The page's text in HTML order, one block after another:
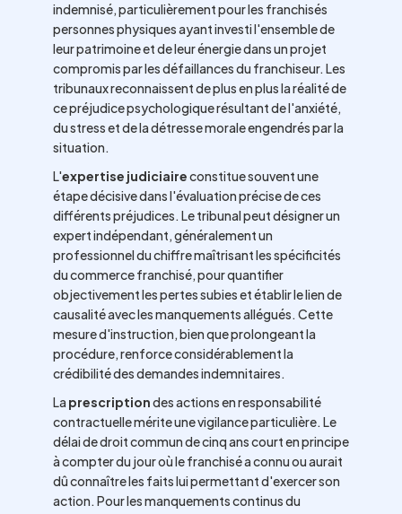
indemnisé, particulièrement pour les franchisés
personnes physiques ayant investi l'ensemble de
leur patrimoine et de leur énergie dans un projet
compromis par les défaillances du franchiseur. Les
tribunaux reconnaissent de plus en plus la réalité de
ce préjudice psychologique résultant de l'anxiété,
du stress et de la détresse morale engendrés par la
situation.
L'expertise judiciaireconstitue souvent une
étape décisive dans l'évaluation précise de ces
différents préjudices. Le tribunal peut désigner un
expert indépendant, généralement un
professionnel du chiffre maîtrisant les spécificités
du commerce franchisé, pour quantifier
objectivement les pertes subies et établir le lien de
causalité avec les manquements allégués. Cette
mesure d'instruction, bien que prolongeant la
procédure, renforce considérablement la
crédibilité des demandes indemnitaires.
La prescriptiondes actions en responsabilité
contractuelle mérite une vigilance particulière. Le
délai de droit commun de cinq ans court en principe
à compter du jour où le franchisé a connu ou aurait
dû connaître les faits lui permettant d'exercer son
action. Pour les manquements continus du